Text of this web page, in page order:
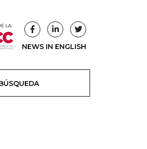
NEWS IN ENGLISH